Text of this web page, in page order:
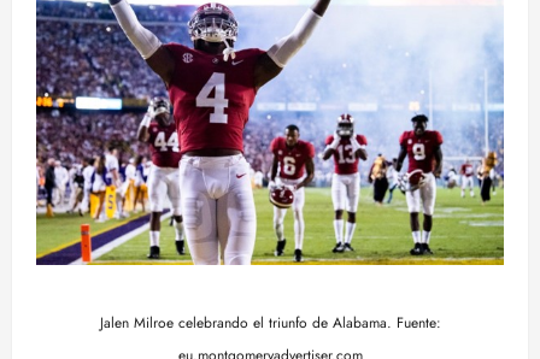
Jalen Milroe celebrando el triunfo de Alabama. Fuente: